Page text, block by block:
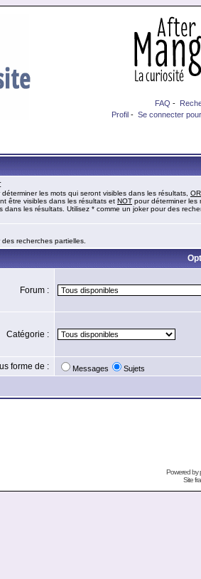
FAQ -
Profil - Se connecter
déterminer les mots qui seront visibles dans les résultats, OR
être visibles dans les résultats et NOT pour déterminer les
dans les résultats. Utilisez * comme un joker pour des
recherches partielles.
Forum :
Catégorie :
forme de : Messages Sujets
Powered by
Site